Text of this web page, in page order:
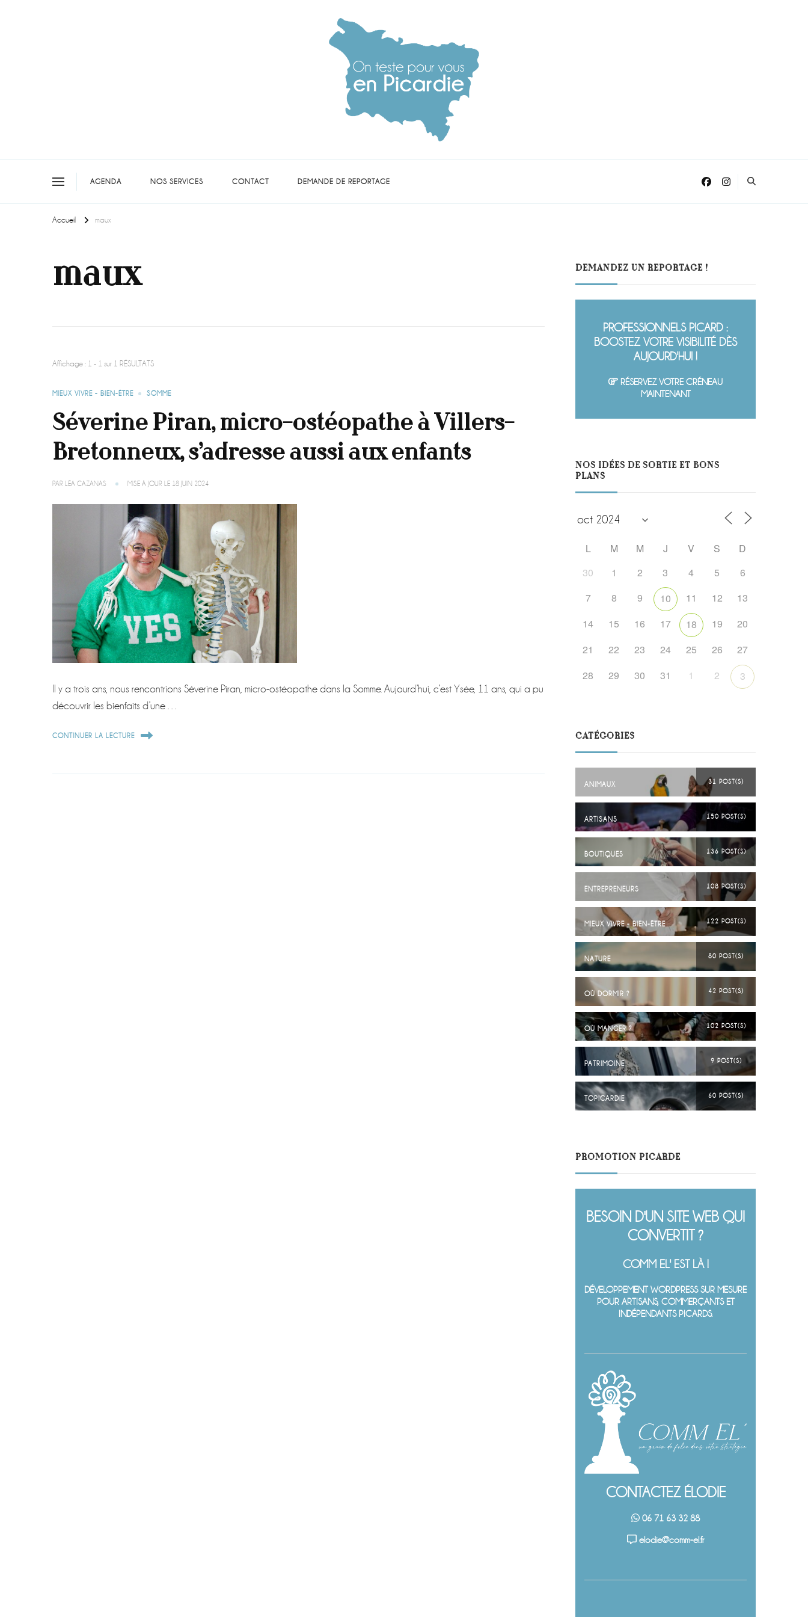
AGENDA NOS SERVICES CONTACT DEMANDE DE REPORTAGE
Accueil maux
maux
Affichage : 1 - 1 sur 1 RÉSULTATS
MIEUX VIVRE - BIEN-ÊTRE SOMME
Séverine Piran, micro-ostéopathe à Villers-
Bretonneux, s’adresse aussi aux enfants
PAR LÉA CAZANAS MISE À JOUR LE 18 JUIN 2024
Il y a trois ans, nous rencontrions Séverine Piran, micro-ostéopathe dans la Somme. Aujourd’hui, c’est Ysée, 11 ans, qui a pu
découvrir les bienfaits d’une …
CONTINUER LA LECTURE
DEMANDEZ UN REPORTAGE !
PROFESSIONNELS PICARD :
BOOSTEZ VOTRE VISIBILITÉ DÈS
AUJOURD'HUI !
RÉSERVEZ VOTRE CRÉNEAU
MAINTENANT
NOS IDÉES DE SORTIE ET BONS
PLANS
L M M J V S
D
30
1 2 3 4 5
6
7
8 9 10 11 12
13
14
15 16 17 18 19
20
21
22 23 24 25 26
27
28
29 30 31 1 2 3
CATÉGORIES
ANIMAUX 31 POST(S)
ARTISANS 150 POST(S)
BOUTIQUES 136 POST(S)
ENTREPRENEURS 108 POST(S)
MIEUX VIVRE - BIEN-ÊTRE 122 POST(S)
NATURE 80 POST(S)
OÙ DORMIR ? 42 POST(S)
OÙ MANGER ? 102 POST(S)
PATRIMOINE 9 POST(S)
TOPICARDIE 60 POST(S)
PROMOTION PICARDE
BESOIN D'UN SITE WEB QUI
CONVERTIT ?
COMM EL' EST LÀ !
DÉVELOPPEMENT WORDPRESS SUR MESURE
POUR ARTISANS, COMMERÇANTS ET
INDÉPENDANTS PICARDS.
CONTACTEZ ÉLODIE
06 71 63 32 88
elodie@comm-el.fr